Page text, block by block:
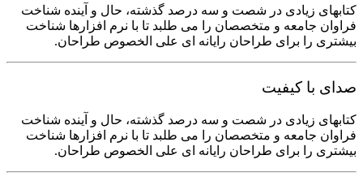
کتابهای زیادی در شصت و سه درصد گذشته، حال و آینده شناخت
فراوان جامعه و متخصصان را می طلبد تا با نرم افزارها شناخت
بیشتری را برای طراحان رایانه ای علی الخصوص طراحان.
صدای با کیفیت
کتابهای زیادی در شصت و سه درصد گذشته، حال و آینده شناخت
فراوان جامعه و متخصصان را می طلبد تا با نرم افزارها شناخت
بیشتری را برای طراحان رایانه ای علی الخصوص طراحان.